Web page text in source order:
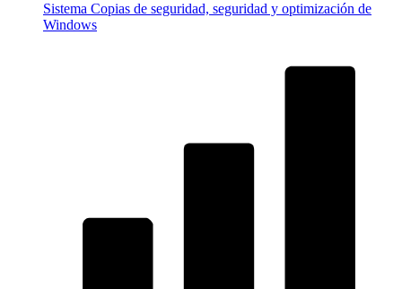
Sistema Copias de seguridad, seguridad y optimización de
Windows